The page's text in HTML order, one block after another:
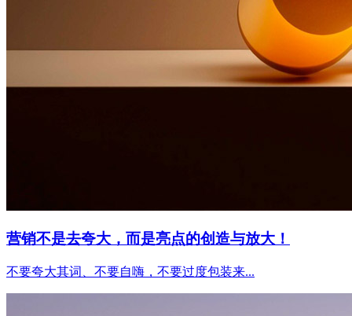
营销不是去夸大，而是亮点的创造与放大！
不要夸大其词、不要自嗨，不要过度包装来...